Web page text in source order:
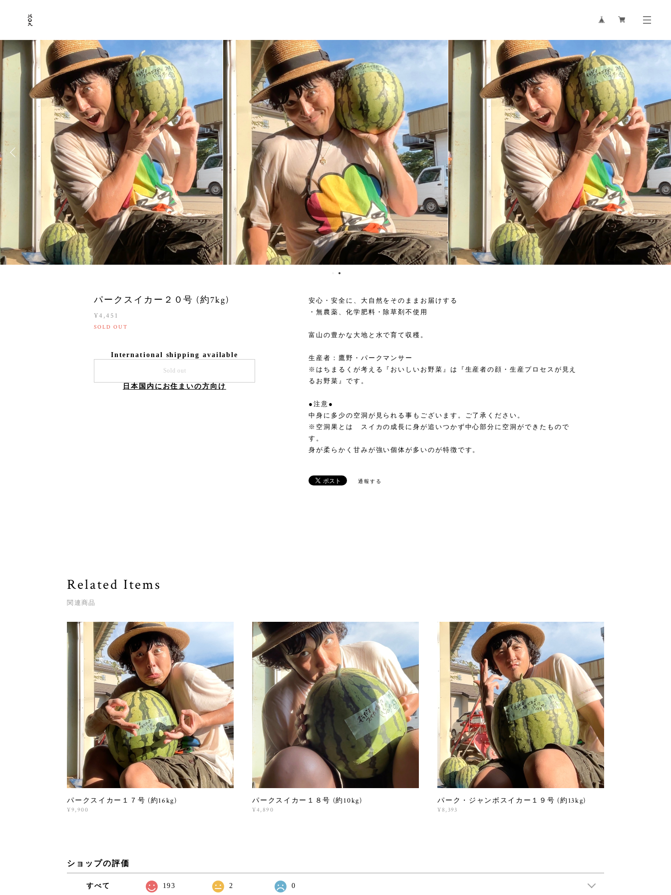
パークスイカー２０号 (約7kg)
¥4,451
SOLD OUT
International shipping available
Sold out
日本国内にお住まいの方向け
安心・安全に、大自然をそのままお届けする
・無農薬、化学肥料・除草剤不使用
富山の豊かな大地と水で育て収穫。
生産者：鷹野・パークマンサー
※はちまるくが考える『おいしいお野菜』は『生産者の顔・生産プロセスが見え
るお野菜』です。
●注意●
中身に多少の空洞が見られる事もございます。ご了承ください。
※空洞果とは スイカの成長に身が追いつかず中心部分に空洞ができたもので
す。
身が柔らかく甘みが強い個体が多いのが特徴です。
通報する
Related Items
関連商品
パークスイカー１７号 (約16kg)
¥9,900
パークスイカー１８号 (約10kg)
¥4,890
パーク・ジャンボスイカー１９号 (約13kg)
¥8,393
ショップの評価
すべて 193 2 0